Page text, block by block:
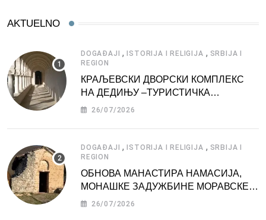
AKTUELNO
DOGAĐAJI , ISTORIJA I RELIGIJA , SRBIJA I
REGION
КРАЉЕВСКИ ДВОРСКИ КОМПЛЕКС
НА ДЕДИЊУ –ТУРИСТИЧКА
АТРАКЦИЈА
26/07/2026
DOGAĐAJI , ISTORIJA I RELIGIJA , SRBIJA I
REGION
ОБНОВА МАНАСТИРА НАМАСИЈА,
МОНАШКЕ ЗАДУЖБИНЕ МОРАВСКЕ
СРБИЈЕ
26/07/2026